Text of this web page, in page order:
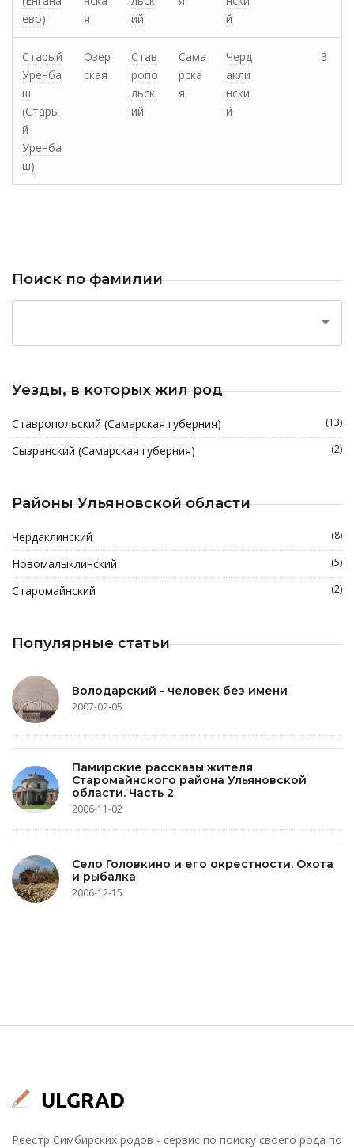
ево)
я
ий
й
Старый
Уренба
ш
(Стары
й
Уренба
ш)
Озер
ская
Став
ропо
льск
ий
Сама
рска
я
Черд
акли
нски
й
3
Поиск по фамилии
Уезды, в которых жил род
Ставропольский (Самарская губерния) (13)
Сызранский (Самарская губерния) (2)
Районы Ульяновской области
Чердаклинский (8)
Новомалыклинский (5)
Старомайнский (2)
Популярные статьи
Володарский - человек без имени
2007-02-05
Памирские рассказы жителя
Старомайнского района Ульяновской
области. Часть 2
2006-11-02
Село Головкино и его окрестности. Охота
и рыбалка
2006-12-15
Реестр Симбирских родов - сервис по поиску своего рода по